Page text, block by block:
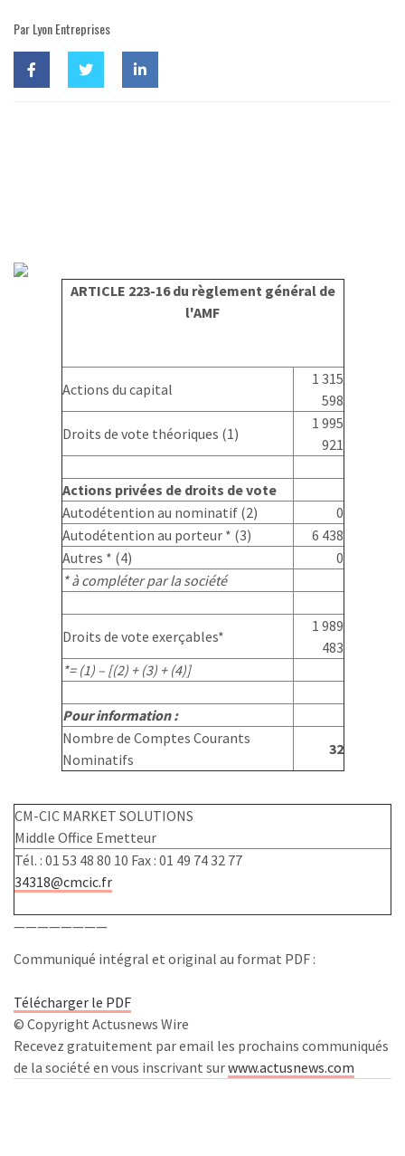
Par Lyon Entreprises
ARTICLE 223-16 du règlement général de
l'AMF
Actions du capital
1 315
598
Droits de vote théoriques (1)
1 995
921
Actions privées de droits de vote
Autodétention au nominatif (2)
0
Autodétention au porteur * (3)
6 438
Autres * (4)
0
* à compléter par la société
Droits de vote exerçables*
1 989
483
*= (1) – [(2) + (3) + (4)]
Pour information :
Nombre de Comptes Courants
Nominatifs
32
CM-CIC MARKET SOLUTIONS
Middle Office Emetteur
Tél. : 01 53 48 80 10 Fax : 01 49 74 32 77
34318@cmcic.fr
————————
Communiqué intégral et original au format PDF :
Télécharger le PDF
© Copyright Actusnews Wire
Recevez gratuitement par email les prochains communiqués
de la société en vous inscrivant surwww.actusnews.com